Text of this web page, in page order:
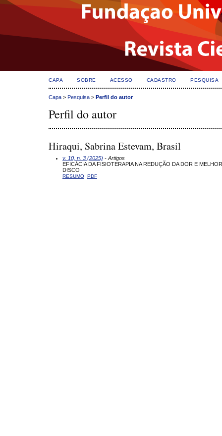
CAPA SOBRE ACESSO CADASTRO PESQUISA
Capa > Pesquisa > Perfil do autor
Perfil do autor
Hiraqui, Sabrina Estevam, Brasil
v. 10, n. 3 (2025) - Artigos
EFICÁCIA DA FISIOTERAPIA NA REDUÇÃO DA DOR E
DISCO
RESUMO PDF